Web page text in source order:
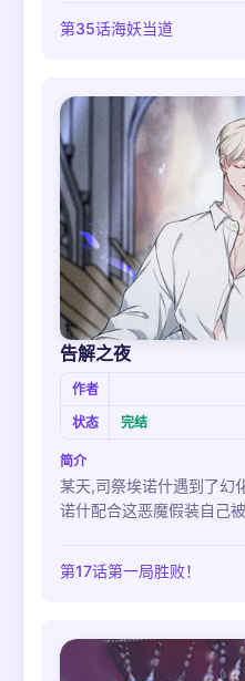
令士兵们既感到十分尊敬
两人的关系也渐渐拉近.作
一起散
第35话海妖当道
告解之夜
作者
状态
完结
简介
某天,司祭埃诺什遇到了幻
诺什配合这恶魔假装自己
第17话第一局胜败！